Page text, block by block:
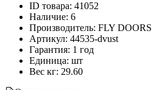
ID товара: 41052
Наличие: 6
Производитель: FLY DOORS
Артикул: 44535-dvust
Гарантия: 1 год
Единица: шт
Вес кг: 29.60